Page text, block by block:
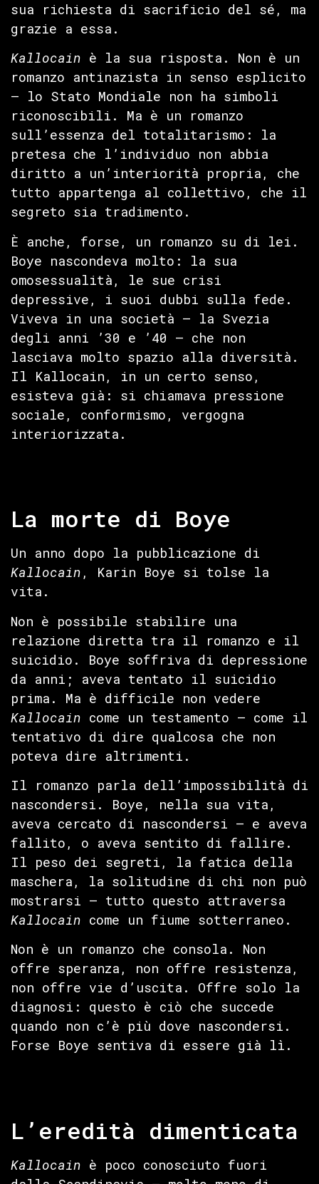
sua richiesta di sacrificio del sé, ma
grazie a essa.
Kallocain è la sua risposta. Non è un
romanzo antinazista in senso esplicito
— lo Stato Mondiale non ha simboli
riconoscibili. Ma è un romanzo
sull’essenza del totalitarismo: la
pretesa che l’individuo non abbia
diritto a un’interiorità propria, che
tutto appartenga al collettivo, che il
segreto sia tradimento.
È anche, forse, un romanzo su di lei.
Boye nascondeva molto: la sua
omosessualità, le sue crisi
depressive, i suoi dubbi sulla fede.
Viveva in una società — la Svezia
degli anni ’30 e ’40 — che non
lasciava molto spazio alla diversità.
Il Kallocain, in un certo senso,
esisteva già: si chiamava pressione
sociale, conformismo, vergogna
interiorizzata.
La morte di Boye
Un anno dopo la pubblicazione di
Kallocain , Karin Boye si tolse la
vita.
Non è possibile stabilire una
relazione diretta tra il romanzo e il
suicidio. Boye soffriva di depressione
da anni; aveva tentato il suicidio
prima. Ma è difficile non vedere
Kallocain come un testamento — come il
tentativo di dire qualcosa che non
poteva dire altrimenti.
Il romanzo parla dell’impossibilità di
nascondersi. Boye, nella sua vita,
aveva cercato di nascondersi — e aveva
fallito, o aveva sentito di fallire.
Il peso dei segreti, la fatica della
maschera, la solitudine di chi non può
mostrarsi — tutto questo attraversa
Kallocain come un fiume sotterraneo.
Non è un romanzo che consola. Non
offre speranza, non offre resistenza,
non offre vie d’uscita. Offre solo la
diagnosi: questo è ciò che succede
quando non c’è più dove nascondersi.
Forse Boye sentiva di essere già lì.
L’eredità dimenticata
Kallocain è poco conosciuto fuori